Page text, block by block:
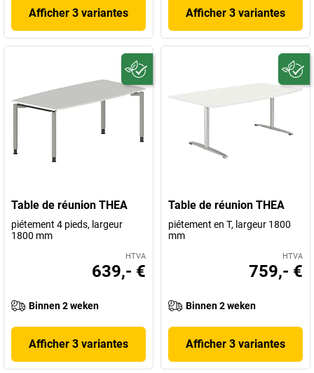
Afficher 3 variantes Afficher 3 variantes
Table de réunion THEA
piétement 4 pieds, largeur
1800 mm
HTVA
639,- €
Binnen 2 weken
Afficher 3 variantes
Table de réunion THEA
piétement en T, largeur 1800
mm
HTVA
759,- €
Binnen 2 weken
Afficher 3 variantes